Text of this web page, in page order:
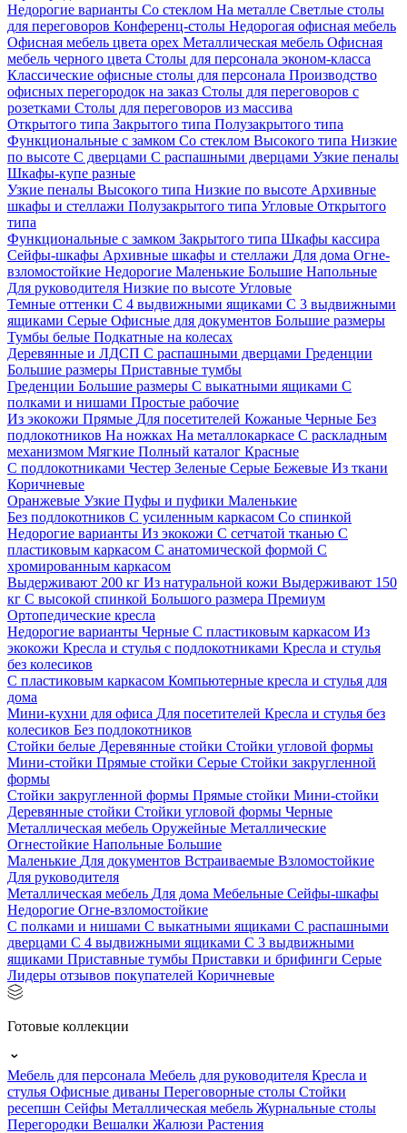
Недорогие варианты Со стеклом На металле Светлые столы
для переговоров Конференц-столы Недорогая офисная мебель
Офисная мебель цвета орех Металлическая мебель Офисная
мебель черного цвета Столы для персонала эконом-класса
Классические офисные столы для персонала Производство
офисных перегородок на заказ Столы для переговоров с
розетками Столы для переговоров из массива
Открытого типа Закрытого типа Полузакрытого типа
Функциональные с замком Со стеклом Высокого типа Низкие
по высоте С дверцами С распашными дверцами Узкие пеналы
Шкафы-купе разные
Узкие пеналы Высокого типа Низкие по высоте Архивные
шкафы и стеллажи Полузакрытого типа Угловые Открытого
типа
Функциональные с замком Закрытого типа Шкафы кассира
Сейфы-шкафы Архивные шкафы и стеллажи Для дома Огне-
взломостойкие Недорогие Маленькие Большие Напольные
Для руководителя Низкие по высоте Угловые
Темные оттенки С 4 выдвижными ящиками С 3 выдвижными
ящиками Серые Офисные для документов Большие размеры
Тумбы белые Подкатные на колесах
Деревянные и ЛДСП С распашными дверцами Греденции
Большие размеры Приставные тумбы
Греденции Большие размеры С выкатными ящиками С
полками и нишами Простые рабочие
Из экокожи Прямые Для посетителей Кожаные Черные Без
подлокотников На ножках На металлокаркасе С раскладным
механизмом Мягкие Полный каталог Красные
С подлокотниками Честер Зеленые Серые Бежевые Из ткани
Коричневые
Оранжевые Узкие Пуфы и пуфики Маленькие
Без подлокотников С усиленным каркасом Со спинкой
Недорогие варианты Из экокожи С сетчатой тканью С
пластиковым каркасом С анатомической формой С
хромированным каркасом
Выдерживают 200 кг Из натуральной кожи Выдерживают 150
кг С высокой спинкой Большого размера Премиум
Ортопедические кресла
Недорогие варианты Черные С пластиковым каркасом Из
экокожи Кресла и стулья с подлокотниками Кресла и стулья
без колесиков
С пластиковым каркасом Компьютерные кресла и стулья для
дома
Мини-кухни для офиса Для посетителей Кресла и стулья без
колесиков Без подлокотников
Стойки белые Деревянные стойки Стойки угловой формы
Мини-стойки Прямые стойки Серые Стойки закругленной
формы
Стойки закругленной формы Прямые стойки Мини-стойки
Деревянные стойки Стойки угловой формы Черные
Металлическая мебель Оружейные Металлические
Огнестойкие Напольные Большие
Маленькие Для документов Встраиваемые Взломостойкие
Для руководителя
Металлическая мебель Для дома Мебельные Сейфы-шкафы
Недорогие Огне-взломостойкие
С полками и нишами С выкатными ящиками С распашными
дверцами С 4 выдвижными ящиками С 3 выдвижными
ящиками Приставные тумбы Приставки и брифинги Серые
Лидеры отзывов покупателей Коричневые
Готовые коллекции
Мебель для персонала Мебель для руководителя Кресла и
стулья Офисные диваны Переговорные столы Стойки
ресепшн Сейфы Металлическая мебель Журнальные столы
Перегородки Вешалки Жалюзи Растения